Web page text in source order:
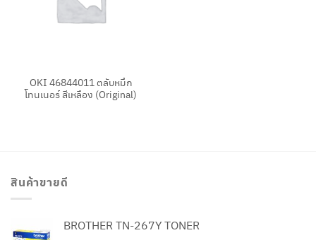
OKI 46844011 ตลับหมึก
โทนเนอร์ สีเหลือง (Original)
สินค้าขายดี
BROTHER TN-267Y TONER